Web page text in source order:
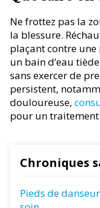
Ne frottez pas la
la blessure.
plaçant contre
un bain d’eau
sans exercer de
persistent,
douloureuse,
pour un
Chroniques
Pieds de